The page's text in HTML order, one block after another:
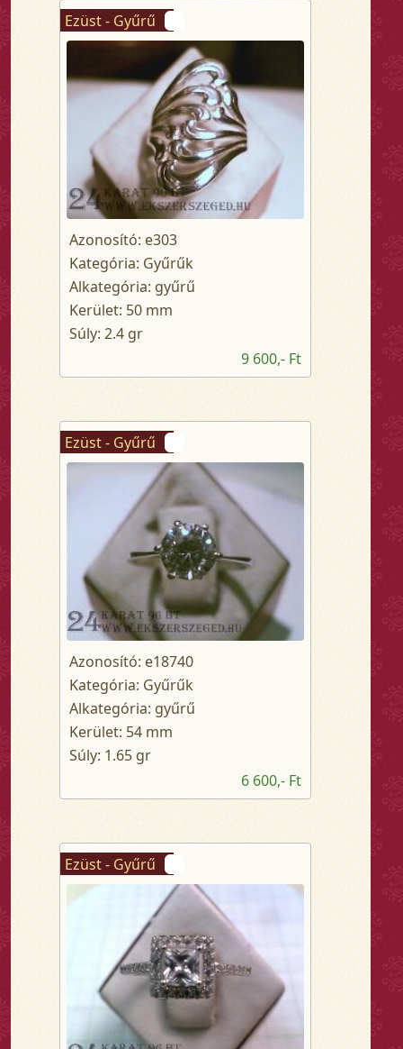
Ezüst - Gyűrű
Azonosító: e303
Kategória: Gyűrűk
Alkategória: gyűrű
Kerület: 50 mm
Súly: 2.4 gr
9 600,- Ft
Ezüst - Gyűrű
Azonosító: e18740
Kategória: Gyűrűk
Alkategória: gyűrű
Kerület: 54 mm
Súly: 1.65 gr
6 600,- Ft
Ezüst - Gyűrű